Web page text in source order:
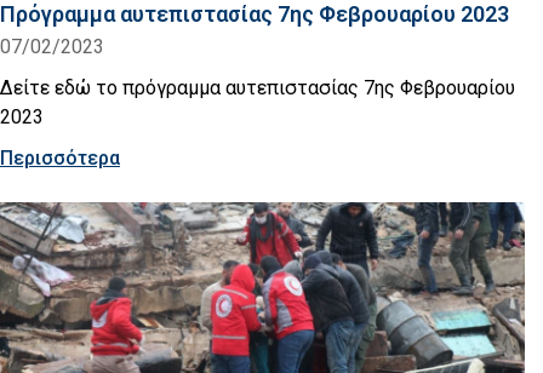
Πρόγραμμα αυτεπιστασίας 7ης Φεβρουαρίου 2023
07/02/2023
Δείτε εδώ το πρόγραμμα αυτεπιστασίας 7ης Φεβρουαρίου
2023
Περισσότερα